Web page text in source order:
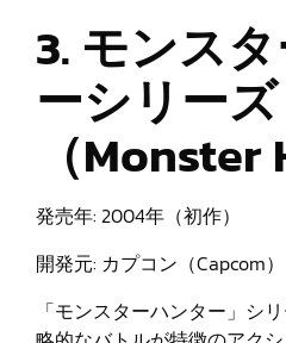
3. モンス
ーシリーズ
（Monster
発売年: 2004年（初作）
開発元: カプコン（Capcom）
「モンスターハンター」シ